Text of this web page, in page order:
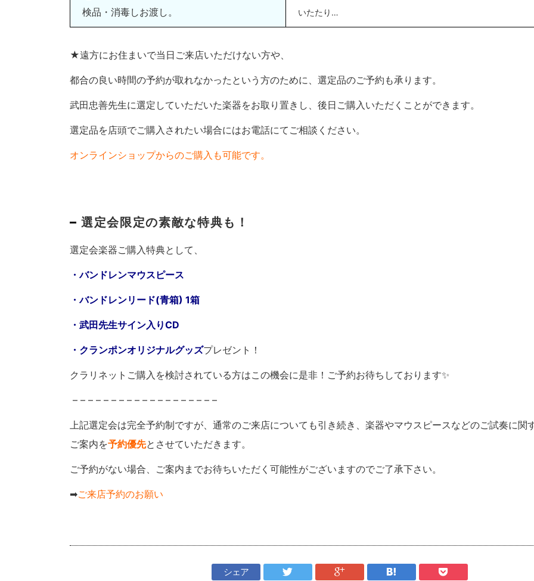
検品・消毒しお渡し。
いたたり…
★遠方にお住まいで当日ご来店いただけない方や、
都合の良い時間の予約が取れなかったという方のために、選定品のご予約も承ります。
武田忠善先生に選定していただいた楽器をお取り置きし、後日ご購入いただくことができます。
選定品を店頭でご購入されたい場合にはお電話にてご相談ください。
オンラインショップからのご購入も可能です。
選定会限定の素敵な特典も！
選定会楽器ご購入特典として、
・バンドレンマウスピース
・バンドレンリード(青箱) 1箱
・武田先生サイン入りCD
・クランポンオリジナルグッズプレゼント！
クラリネットご購入を検討されている方はこの機会に是非！ご予約お待ちしております✨
– – – – – – – – – – – – – – – – – – –
上記選定会は完全予約制ですが、通常のご来店についても引き続き、楽器やマウスピースなどのご試奏に関
ご案内を予約優先とさせていただきます。
ご予約がない場合、ご案内までお待ちいただく可能性がございますのでご了承下さい。
➡ご来店予約のお願い
シェア